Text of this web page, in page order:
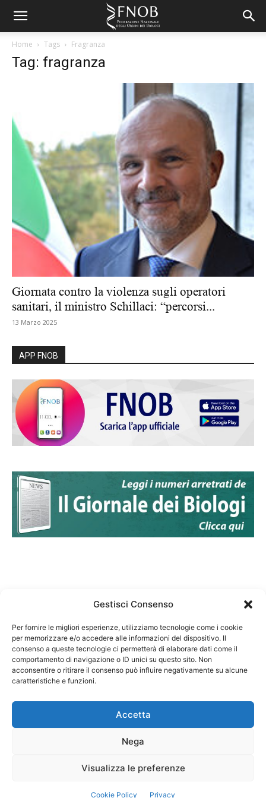
Gestisci Consenso
Per fornire le migliori esperienze, utilizziamo tecnologie come i cookie
per memorizzare e/o accedere alle informazioni del dispositivo. Il
consenso a queste tecnologie ci permetterà di elaborare dati come il
comportamento di navigazione o ID unici su questo sito. Non
acconsentire o ritirare il consenso può influire negativamente su alcune
caratteristiche e funzioni.
Accetta
Nega
Visualizza le preferenze
Cookie Policy Privacy
Home Tags Fragranza
Tag: fragranza
Giornata contro la violenza sugli operatori
sanitari, il ministro Schillaci: “percorsi...
13 Marzo 2025
APP FNOB
Federazione Nazionale Degli Ordini dei Biologi:
codice fiscale 80069130583
Responsabile sito internet www.fnob.it: Vincenzo
Privacy Policy Cookie Policy